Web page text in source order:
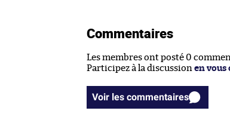
Commentaires
Les membres ont posté 0
Participez à la discussion en vous
Voir les commentaires